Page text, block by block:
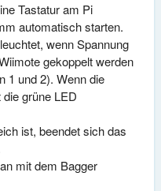
Tastatur am Pi
automatisch starten.
wenn Spannung
gekoppelt werden
1 und 2). Wenn die
grüne LED
ist, beendet sich das
mit dem Bagger